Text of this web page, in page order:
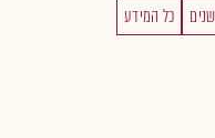
כל המידע